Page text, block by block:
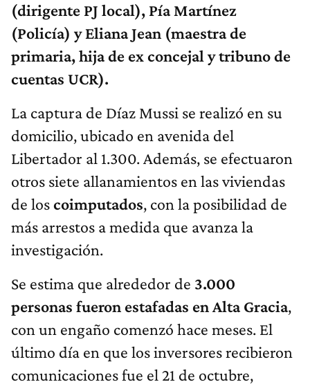
(dirigente PJ local), Pía Martínez
(Policía) y Eliana Jean (maestra de
primaria, hija de ex concejal y tribuno de
cuentas UCR).
La captura de Díaz Mussi se realizó en su
domicilio, ubicado en avenida del
Libertador al 1.300. Además, se efectuaron
otros siete allanamientos en las viviendas
de loscoimputados, con la posibilidad de
más arrestos a medida que avanza la
investigación.
Se estima que alrededor de 3.000
personas fueron estafadas en Alta Gracia,
con un engaño comenzó hace meses. El
último día en que los inversores recibieron
comunicaciones fue el 21 de octubre,